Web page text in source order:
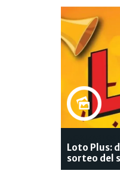
Loto Plus:
sorteo del